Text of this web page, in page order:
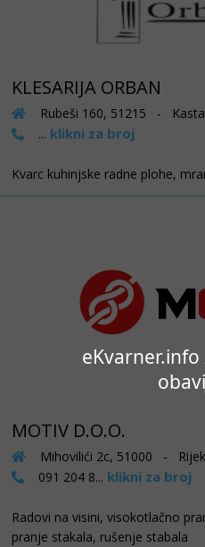
eKvarner.info
KLESARIJA ORBAN
Rubeši 160, 51215 -
... klikni za broj
Kvarc kuhinjske radne plohe,
MOTIV D.O.O.
Mihovilići 2c, 51000 -
091 204 8... klikni za broj
Radovi na visini, visokotlačno
pranje stakala, rušenje stabala